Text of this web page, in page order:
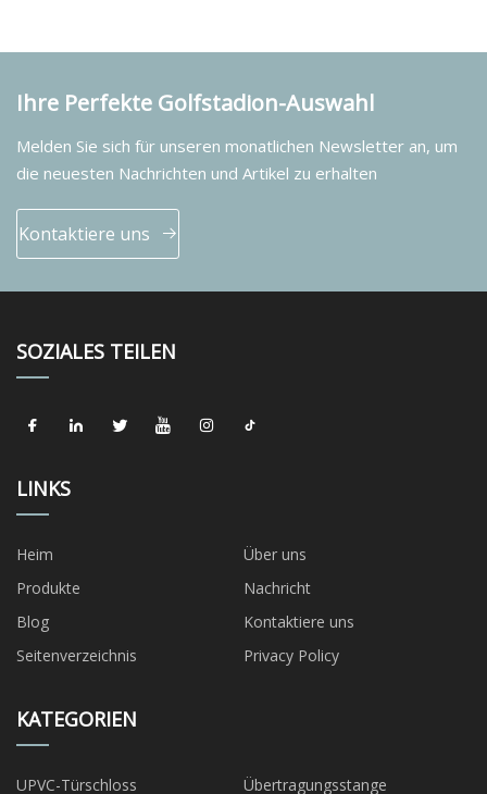
Ihre Perfekte Golfstadion-Auswahl
Melden Sie sich für unseren monatlichen Newsletter an, um
die neuesten Nachrichten und Artikel zu erhalten
Kontaktiere uns
SOZIALES TEILEN
LINKS
Heim
Über uns
Produkte
Nachricht
Blog
Kontaktiere uns
Seitenverzeichnis
Privacy Policy
KATEGORIEN
UPVC-Türschloss Übertragungsstange